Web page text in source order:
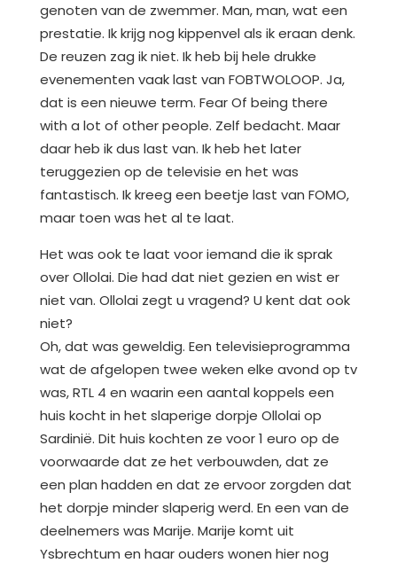
genoten van de zwemmer. Man, man, wat een
prestatie. Ik krijg nog kippenvel als ik eraan denk.
De reuzen zag ik niet. Ik heb bij hele drukke
evenementen vaak last van FOBTWOLOOP. Ja,
dat is een nieuwe term. Fear Of being there
with a lot of other people. Zelf bedacht. Maar
daar heb ik dus last van. Ik heb het later
teruggezien op de televisie en het was
fantastisch. Ik kreeg een beetje last van FOMO,
maar toen was het al te laat.
Het was ook te laat voor iemand die ik sprak
over Ollolai. Die had dat niet gezien en wist er
niet van. Ollolai zegt u vragend? U kent dat ook
niet?
Oh, dat was geweldig. Een televisieprogramma
wat de afgelopen twee weken elke avond op tv
was, RTL 4 en waarin een aantal koppels een
huis kocht in het slaperige dorpje Ollolai op
Sardinië. Dit huis kochten ze voor 1 euro op de
voorwaarde dat ze het verbouwden, dat ze
een plan hadden en dat ze ervoor zorgden dat
het dorpje minder slaperig werd. En een van de
deelnemers was Marije. Marije komt uit
Ysbrechtum en haar ouders wonen hier nog